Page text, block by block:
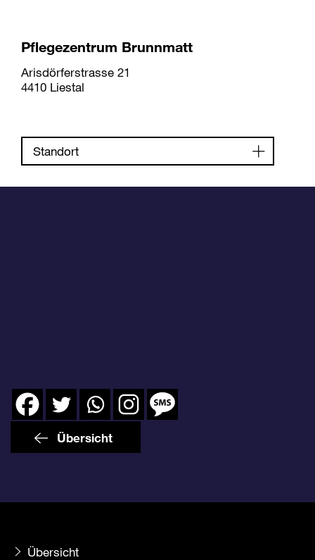
Pflegezentrum Brunnmatt
Arisdörferstrasse 21
4410 Liestal
Standort
Übersicht
Übersicht